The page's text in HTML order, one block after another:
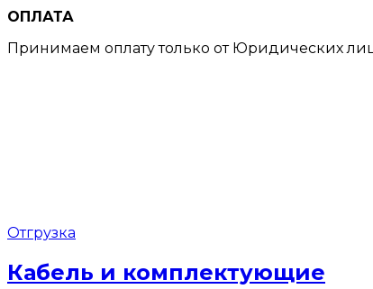
ОПЛАТА
Принимаем оплату только от Юридических
Отгрузка
Кабель и комплектующие